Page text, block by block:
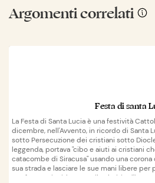
Argomenti correlati
Festa di santa
La Festa di Santa Lucia è una festività
dicembre, nell'Avvento, in ricordo di Santa
sotto Persecuzione dei cristiani sotto
leggenda, portava "cibo e aiuti ai cristiani
catacombe di Siracusa" usando una
sua strada e lasciare le sue mani libere per
sua festa coincideva con il solstizio